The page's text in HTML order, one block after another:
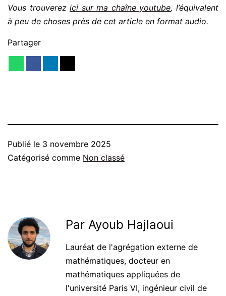
Vous trouverezici sur ma chaîne youtube, l’équivalent
à peu de choses près de cet article en format audio.
Partager
Publié le 3 novembre 2025
Catégorisé comme Non classé
Par Ayoub Hajlaoui
Lauréat de l'agrégation externe de
mathématiques, docteur en
mathématiques appliquées de
l'université Paris VI, ingénieur civil de